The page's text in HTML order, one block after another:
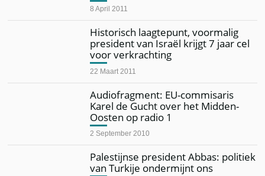
8 April 2011
Historisch laagtepunt, voormalig
president van Israël krijgt 7 jaar cel
voor verkrachting
22 Maart 2011
Audiofragment: EU-commisaris
Karel de Gucht over het Midden-
Oosten op radio 1
2 September 2010
Palestijnse president Abbas: politiek
van Turkije ondermijnt ons